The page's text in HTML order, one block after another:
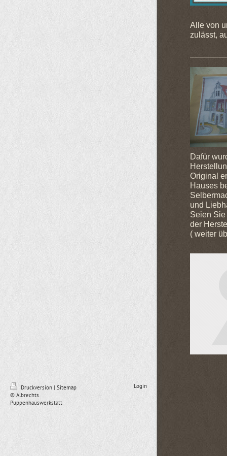
Alle von
zulässt,
Dafür
Original
Hauses
und
Seien
der
( weiter
Druckversion | Sitemap
© Albrechts
Puppenhauswerkstatt
Login